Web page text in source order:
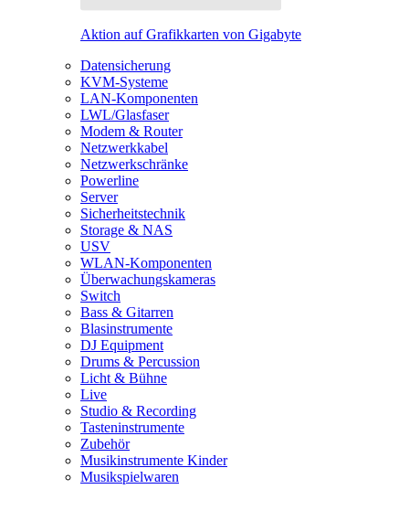
Aktion auf Grafikkarten von Gigabyte
Datensicherung
KVM-Systeme
LAN-Komponenten
LWL/Glasfaser
Modem & Router
Netzwerkkabel
Netzwerkschränke
Powerline
Server
Sicherheitstechnik
Storage & NAS
USV
WLAN-Komponenten
Überwachungskameras
Switch
Bass & Gitarren
Blasinstrumente
DJ Equipment
Drums & Percussion
Licht & Bühne
Live
Studio & Recording
Tasteninstrumente
Zubehör
Musikinstrumente Kinder
Musikspielwaren